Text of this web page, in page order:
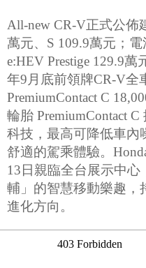
All-new CR-V正式公佈
萬元、S 109.9萬元；電
e:HEV Prestige 129.9
年9月底前領牌CR-V全
PremiumContact C
輪胎 PremiumContact
科技，最高可降低車內
舒適的駕乘體驗。
13日親臨全台展示中
輔」的智慧移動樂趣，
進化方向。